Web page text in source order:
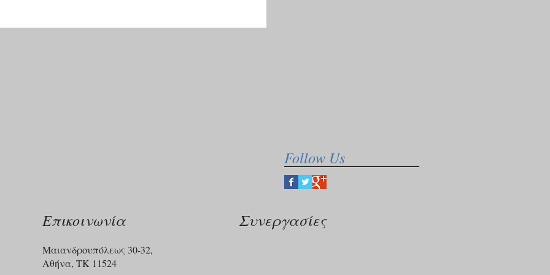
Follow Us
Επικοινωνία
Μαιανδρουπόλεως 30-32,
Αθήνα, ΤΚ 11524
Συνεργασίες